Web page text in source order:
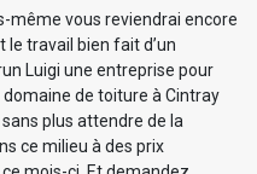
même vous reviendrai encore
travail bien fait d’un
Luigi une entreprise pour
de toiture à Cintray
plus attendre de la
ce milieu à des prix